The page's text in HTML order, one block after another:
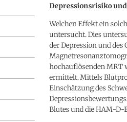
Depressionsrisiko
Welchen Effekt ein
untersucht. Dies
der Depression und des
hochauflösenden MRT
ermittelt. Mittels
Einschätzung des
Blutes und die HAM-D-